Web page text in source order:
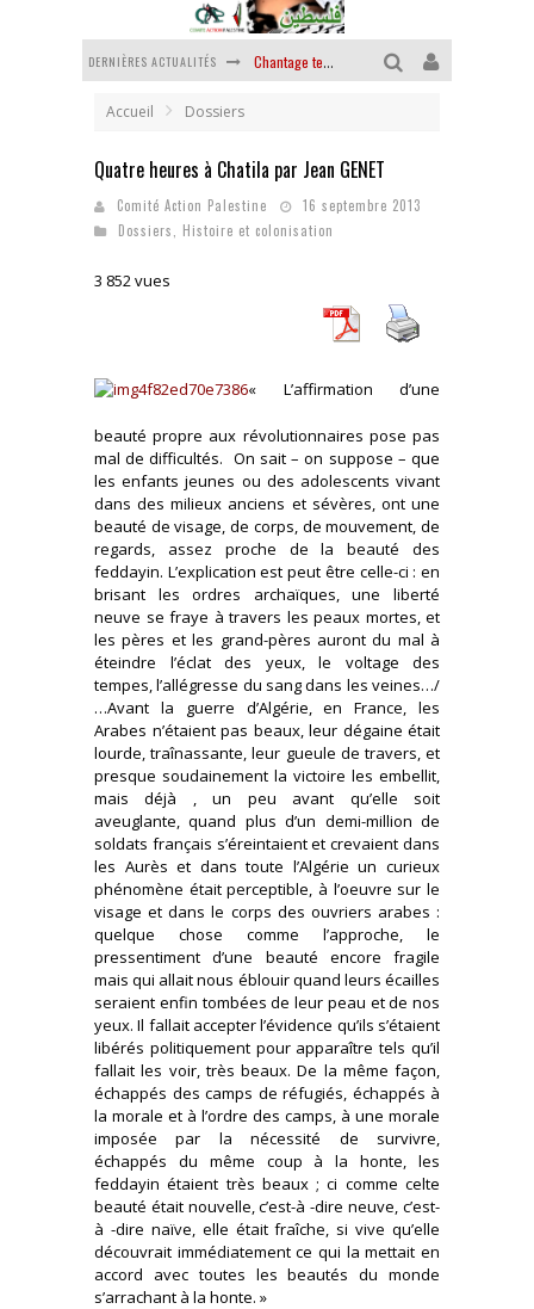
DERNIÈRES ACTUALITÉS Chantage terroriste
La guerre sioniste, la guerre démographique
Accueil Dossiers
Quatre heures à Chatila par Jean GENET
Comité Action Palestine
16 septembre 2013
Dossiers
Histoire et colonisation
3 852 vues
« L’affirmation d’une
beauté propre aux révolutionnaires pose pas
mal de difficultés. On sait – on suppose – que
les enfants jeunes ou des adolescents vivant
dans des milieux anciens et sévères, ont une
beauté de visage, de corps, de mouvement, de
regards, assez proche de la beauté des
feddayin. L’explication est peut être celle-ci : en
brisant les ordres archaïques, une liberté
neuve se fraye à travers les peaux mortes, et
les pères et les grand-pères auront du mal à
éteindre l’éclat des yeux, le voltage des
tempes, l’allégresse du sang dans les veines…/
…Avant la guerre d’Algérie, en France, les
Arabes n’étaient pas beaux, leur dégaine était
lourde, traînassante, leur gueule de travers, et
presque soudainement la victoire les embellit,
mais déjà , un peu avant qu’elle soit
aveuglante, quand plus d’un demi-million de
soldats français s’éreintaient et crevaient dans
les Aurès et dans toute l’Algérie un curieux
phénomène était perceptible, à l’oeuvre sur le
visage et dans le corps des ouvriers arabes :
quelque chose comme l’approche, le
pressentiment d’une beauté encore fragile
mais qui allait nous éblouir quand leurs écailles
seraient enfin tombées de leur peau et de nos
yeux. Il fallait accepter l’évidence qu’ils s’étaient
libérés politiquement pour apparaître tels qu’il
fallait les voir, très beaux. De la même façon,
échappés des camps de réfugiés, échappés à
la morale et à l’ordre des camps, à une morale
imposée par la nécessité de survivre,
échappés du même coup à la honte, les
feddayin étaient très beaux ; ci comme celte
beauté était nouvelle, c’est-à -dire neuve, c’est-
à -dire naïve, elle était fraîche, si vive qu’elle
découvrait immédiatement ce qui la mettait en
accord avec toutes les beautés du monde
s’arrachant à la honte. »